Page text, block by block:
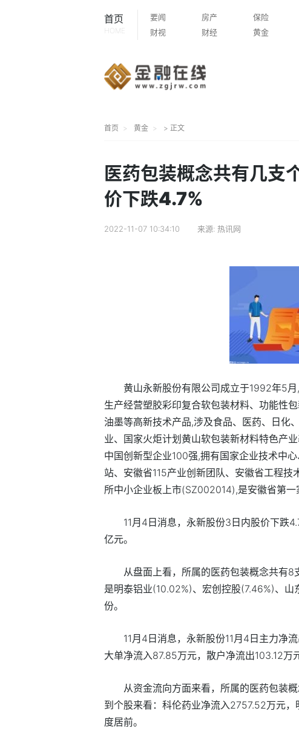
首页
HOME
要闻 房产 保险
财视
财经 黄金
首页 黄金 > 正文
医药包装概念共有几支
价下跌4.7%
2022-11-07 10:34:10 来源: 热讯网
黄山永新股份有限公司成立于1992年5
生产经营塑胶彩印复合软包装材料、功能性
油墨等高新技术产品,涉及食品、医药、日化
业、国家火炬计划黄山软包装新材料特色产
中国创新型企业100强,拥有国家企业技术中
站、安徽省115产业创新团队、安徽省工程
所中小企业板上市(SZ002014),是安徽省第一
11月4日消息，永新股份3日内股价下跌
亿元。
从盘面上看，所属的医药包装概念共有
是明泰铝业(10.02%)、宏创控股(7.46%)、
份。
11月4日消息，永新股份11月4日主力净
大单净流入87.85万元，散户净流出103.12万元
从资金流向方面来看，所属的医药包装
到个股来看：科伦药业净流入2757.52万元
度居前。